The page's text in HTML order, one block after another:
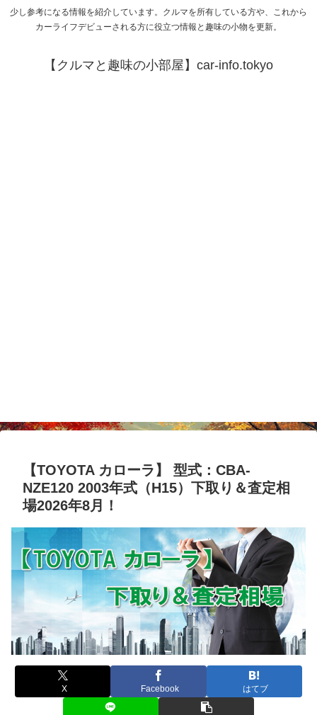
少し参考になる情報を紹介しています。クルマを所有している方や、これから
カーライフデビューされる方に役立つ情報と趣味の小物を更新。
【クルマと趣味の小部屋】car-info.tokyo
【TOYOTA カローラ】 型式：CBA-
NZE120 2003年式（H15）下取り＆査定相
場2026年8月！
X Facebook はてブ